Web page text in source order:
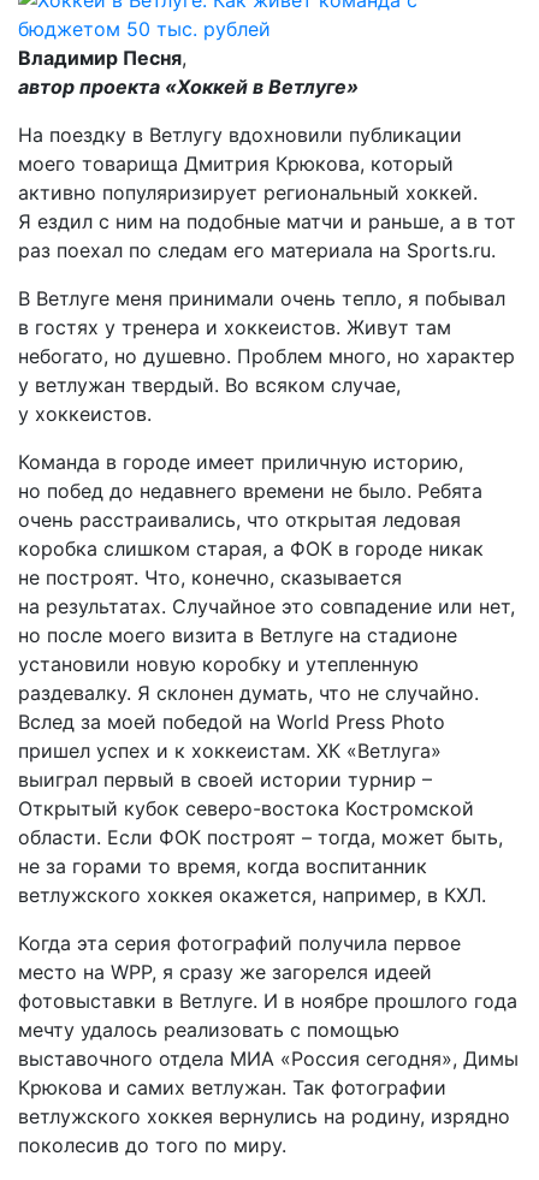
Владимир Песня,
автор проекта «Хоккей в Ветлуге»
На поездку в Ветлугу вдохновили публикации
моего товарища Дмитрия Крюкова, который
активно популяризирует региональный хоккей.
Я ездил с ним на подобные матчи и раньше, а в тот
раз поехал по следам его материала на Sports.ru.
В Ветлуге меня принимали очень тепло, я побывал
в гостях у тренера и хоккеистов. Живут там
небогато, но душевно. Проблем много, но характер
у ветлужан твердый. Во всяком случае,
у хоккеистов.
Команда в городе имеет приличную историю,
но побед до недавнего времени не было. Ребята
очень расстраивались, что открытая ледовая
коробка слишком старая, а ФОК в городе никак
не построят. Что, конечно, сказывается
на результатах. Случайное это совпадение или нет,
но после моего визита в Ветлуге на стадионе
установили новую коробку и утепленную
раздевалку. Я склонен думать, что не случайно.
Вслед за моей победой на World Press Photo
пришел успех и к хоккеистам. ХК «Ветлуга»
выиграл первый в своей истории турнир –
Открытый кубок северо-востока Костромской
области. Если ФОК построят – тогда, может быть,
не за горами то время, когда воспитанник
ветлужского хоккея окажется, например, в КХЛ.
Когда эта серия фотографий получила первое
место на WPP, я сразу же загорелся идеей
фотовыставки в Ветлуге. И в ноябре прошлого года
мечту удалось реализовать с помощью
выставочного отдела МИА «Россия сегодня», Димы
Крюкова и самих ветлужан. Так фотографии
ветлужского хоккея вернулись на родину, изрядно
поколесив до того по миру.